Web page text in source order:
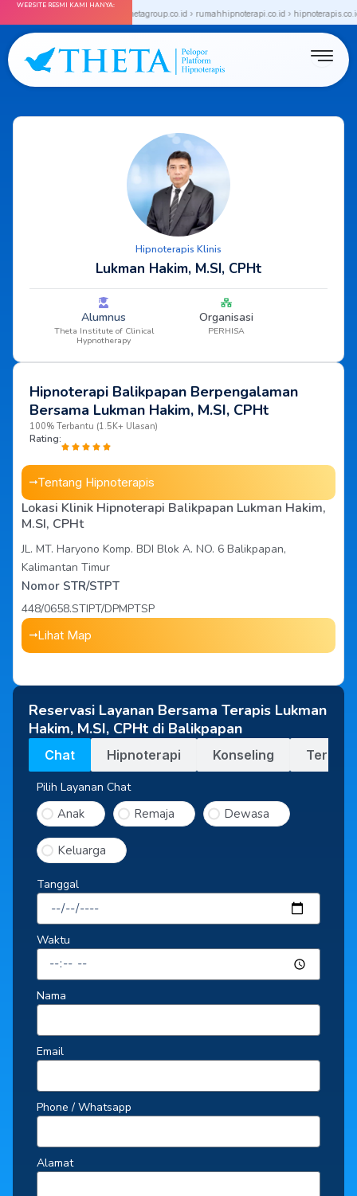
Skip
content
WEBSITE RESMI KAMI HANYA:
› thetainstitute.co.id › thetagroup.co.id › rumahhipnoterapi.co.id ›
Hipnoterapis Klinis
Lukman Hakim, M.SI, CPHt
Alumnus
Theta Institute of Clinical
Hypnotherapy
Organisasi
PERHISA
Hipnoterapi Balikpapan Berpengalaman
Bersama Lukman Hakim, M.SI, CPHt
100% Terbantu (1.5K+ Ulasan)
Rating:
Tentang Hipnoterapis
Lokasi Klinik Hipnoterapi Balikpapan Lukman Hakim,
M.SI, CPHt
JL. MT. Haryono Komp. BDI Blok A. NO. 6 Balikpapan,
Kalimantan Timur
Nomor STR/STPT
448/0658.STIPT/DPMPTSP
Lihat Map
Reservasi Layanan Bersama Terapis Lukman
Hakim, M.SI, CPHt di Balikpapan
Chat Hipnoterapi Konseling Terapi
Pilih Layanan Chat
Anak Remaja Dewasa
Keluarga
Tanggal
Waktu
Nama
Email
Phone / Whatsapp
Alamat